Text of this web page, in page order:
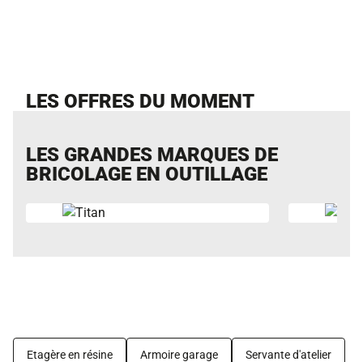
LES OFFRES DU MOMENT
LES GRANDES MARQUES DE
BRICOLAGE EN OUTILLAGE
Etagère en résine Armoire garage Servante d'atelier